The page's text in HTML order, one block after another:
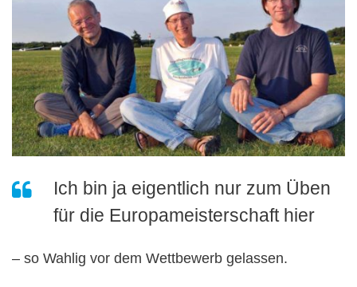
Ich bin ja eigentlich nur zum Üben
für die Europameisterschaft hier
– so Wahlig vor dem Wettbewerb gelassen.